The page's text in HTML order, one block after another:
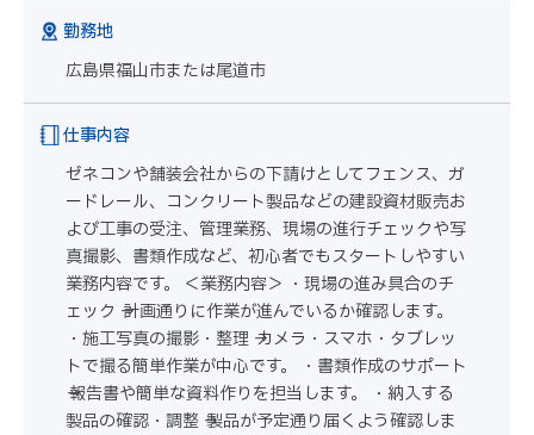
勤務地
広島県福山市または尾道市
仕事内容
ゼネコンや舗装会社からの下請けとしてフェンス、ガ
ードレール、コンクリート製品などの建設資材販売お
よび工事の受注、管理業務、現場の進行チェックや写
真撮影、書類作成など、初心者でもスタートしやすい
業務内容です。 ＜業務内容＞ ・現場の進み具合のチ
ェック → 計画通りに作業が進んでいるか確認します。
・施工写真の撮影・整理 → カメラ・スマホ・タブレッ
トで撮る簡単作業が中心です。 ・書類作成のサポート
→ 報告書や簡単な資料作りを担当します。 ・納入する
製品の確認・調整 → 製品が予定通り届くよう確認しま